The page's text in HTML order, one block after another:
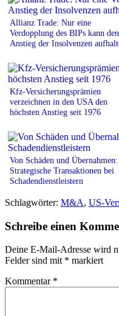
Allianz Trade: Nur eine
Verdopplung des BIPs kann den
Anstieg der Insolvenzen
Kfz-Versicherungsprämien
verzeichnen in den USA den
höchsten Anstieg seit 1976
Von Schäden und Übernahmen:
Strategische Transaktionen bei
Schadendienstleistern
Schlagwörter: M&A, US-
Schreibe einen
Deine E-Mail-Adresse wird
Felder sind mit * markiert
Kommentar *